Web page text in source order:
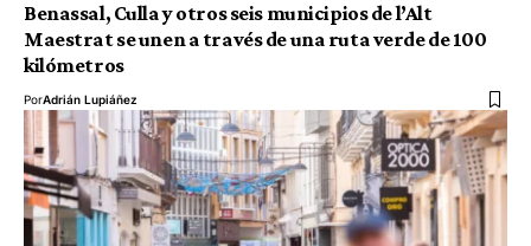
Benassal, Culla y otros seis municipios de l’Alt
Maestrat se unen a través de una ruta verde de 100
kilómetros
PorAdrián Lupiáñez